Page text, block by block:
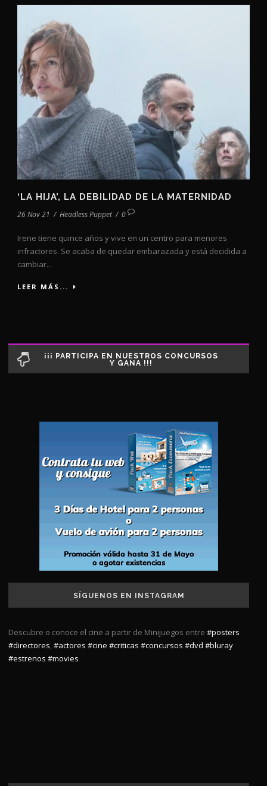
‘LA HIJA’, LA DEBILIDAD DE LA MATERNIDAD
26 Nov 21 / Headless Puppet / 0
Irene tiene quince años y vive en un centro para menores
infractores. Se acaba de quedar embarazada y está decidida a
cambiar...
LEER MÁS...
¡¡¡ PARTICIPA EN NUESTROS CONCURSOS
Y GANA !!!
SÍGUENOS EN INSTAGRAM
Descubre o conoce el cine a partir de Minijuegos entre #posters
#directores,#actores #cine #criticas #concursos #dvd #bluray
#estrenos #movies